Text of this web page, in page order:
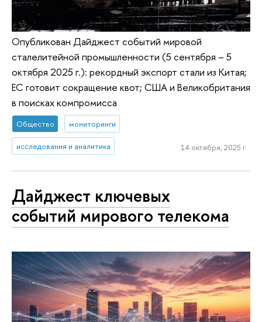
Опубликован Дайджест событий мировой
сталелитейной промышленности (5 сентября – 5
октября 2025 г.): рекордный экспорт стали из Китая;
ЕС готовит сокращение квот; США и Великобритания
в поисках компромисса
Общество мониторинги
исследования и аналитика 14 октября, 2025 г.
Дайджест ключевых
событий мирового телекома